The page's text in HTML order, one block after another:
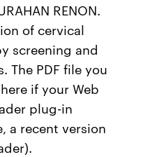
RENON.
of cervical
screening and
The PDF file you
if your Web
plug-in
a recent version